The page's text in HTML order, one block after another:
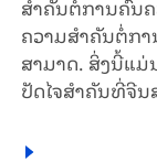
ສຳຄັນຕໍ່ການຄົ້ນ
ຄວາມສຳຄັນຕໍ່ກາ
ສາມາດ. ສິ່ງນີ້ແມ່
ປັດໄຈສຳຄັນທີ່ຈີນ